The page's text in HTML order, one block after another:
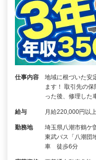
仕事内容
地域に根づいた安
ます！ 取引先の
った後、修理し
給与 月給220,000円以
勤務地
埼玉県八潮市鶴ケ
東武バス「八潮団
車 徒歩6分